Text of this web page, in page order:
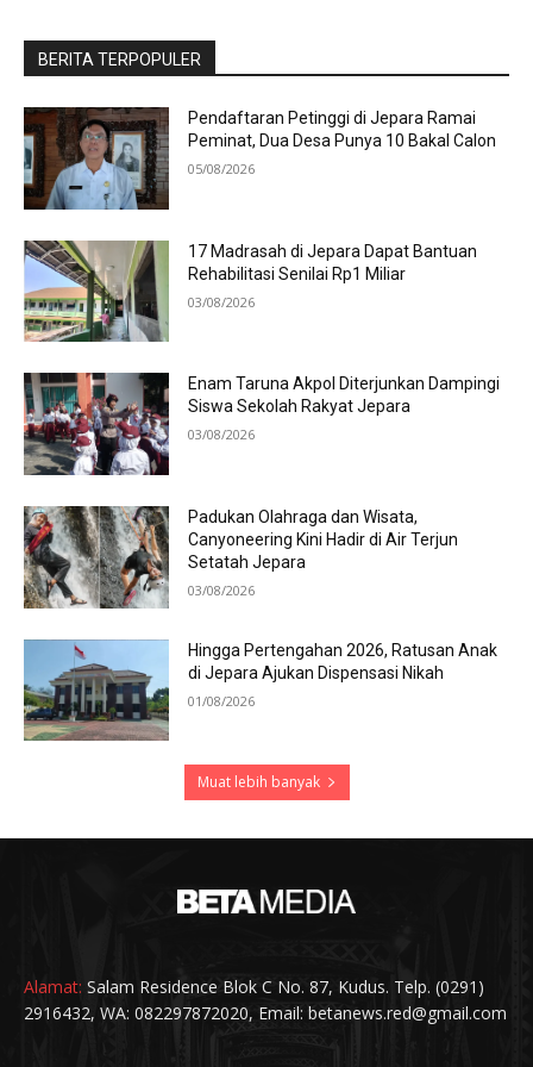
BERITA TERPOPULER
Pendaftaran Petinggi di Jepara Ramai
Peminat, Dua Desa Punya 10 Bakal Calon
05/08/2026
17 Madrasah di Jepara Dapat Bantuan
Rehabilitasi Senilai Rp1 Miliar
03/08/2026
Enam Taruna Akpol Diterjunkan Dampingi
Siswa Sekolah Rakyat Jepara
03/08/2026
Padukan Olahraga dan Wisata,
Canyoneering Kini Hadir di Air Terjun
Setatah Jepara
03/08/2026
Hingga Pertengahan 2026, Ratusan Anak
di Jepara Ajukan Dispensasi Nikah
01/08/2026
Muat lebih banyak
Alamat: Salam Residence Blok C No. 87, Kudus. Telp. (0291)
2916432, WA: 082297872020, Email: betanews.red@gmail.com